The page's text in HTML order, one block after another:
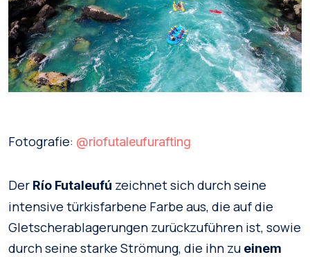
Fotografie: @riofutaleufurafting
Der Río Futaleufú zeichnet sich durch seine
intensive türkisfarbene Farbe aus, die auf die
Gletscherablagerungen zurückzuführen ist, sowie
durch seine starke Strömung, die ihn zu einem